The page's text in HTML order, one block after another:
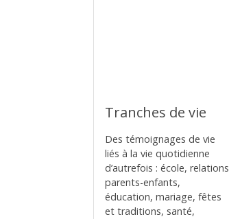
Tranches de vie
Des témoignages de vie
liés à la vie quotidienne
d’autrefois : école, relations
parents-enfants,
éducation, mariage, fêtes
et traditions, santé,